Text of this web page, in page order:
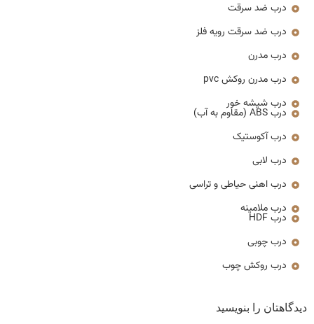
درب ضد سرقت
درب ضد سرقت رویه فلز
درب مدرن
درب مدرن روکش pvc
درب شیشه خور
درب ABS (مقاوم به آب)
درب آکوستیک
درب لابی
درب اهنی حیاطی و تراسی
درب ملامینه
درب HDF
درب چوبی
درب روکش چوب
دیدگاهتان را بنویسید